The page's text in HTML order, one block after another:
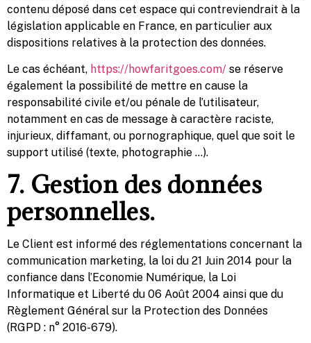
contenu déposé dans cet espace qui contreviendrait à la
législation applicable en France, en particulier aux
dispositions relatives à la protection des données.
Le cas échéant, https://howfaritgoes.com/ se réserve
également la possibilité de mettre en cause la
responsabilité civile et/ou pénale de l’utilisateur,
notamment en cas de message à caractère raciste,
injurieux, diffamant, ou pornographique, quel que soit le
support utilisé (texte, photographie …).
7. Gestion des données
personnelles.
Le Client est informé des réglementations concernant la
communication marketing, la loi du 21 Juin 2014 pour la
confiance dans l’Economie Numérique, la Loi
Informatique et Liberté du 06 Août 2004 ainsi que du
Règlement Général sur la Protection des Données
(RGPD : n° 2016-679).